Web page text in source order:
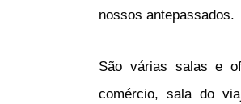
nossos antepassados.
São várias salas e
comércio, sala do